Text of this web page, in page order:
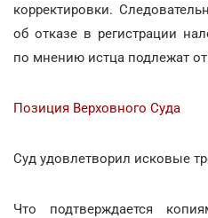
корректировки.
об отказе в регистрации
по мнению истца подлежат
Позиция Верховного Суда
Суд удовлетворил исковые
Что подтверждается